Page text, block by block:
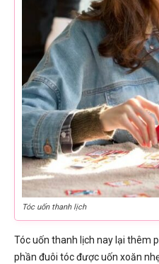
Tóc uốn thanh lịch
Tóc uốn thanh lịch nay lại thêm
phần đuôi tóc được uốn xoăn